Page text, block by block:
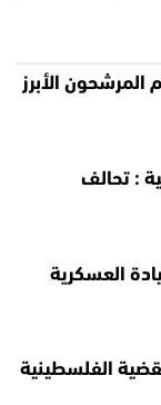
الأبرز
: تحالف
العسكرية
الفلسطينية